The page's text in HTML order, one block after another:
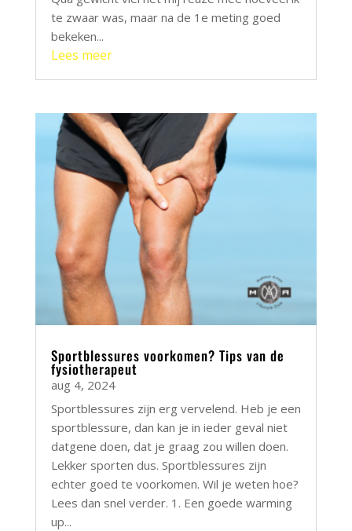
te zwaar was, maar na de 1e meting goed
bekeken...
Lees meer
Sportblessures voorkomen? Tips van de
fysiotherapeut
aug 4, 2024
Sportblessures zijn erg vervelend. Heb je een
sportblessure, dan kan je in ieder geval niet
datgene doen, dat je graag zou willen doen.
Lekker sporten dus. Sportblessures zijn
echter goed te voorkomen. Wil je weten hoe?
Lees dan snel verder. 1. Een goede warming
up...